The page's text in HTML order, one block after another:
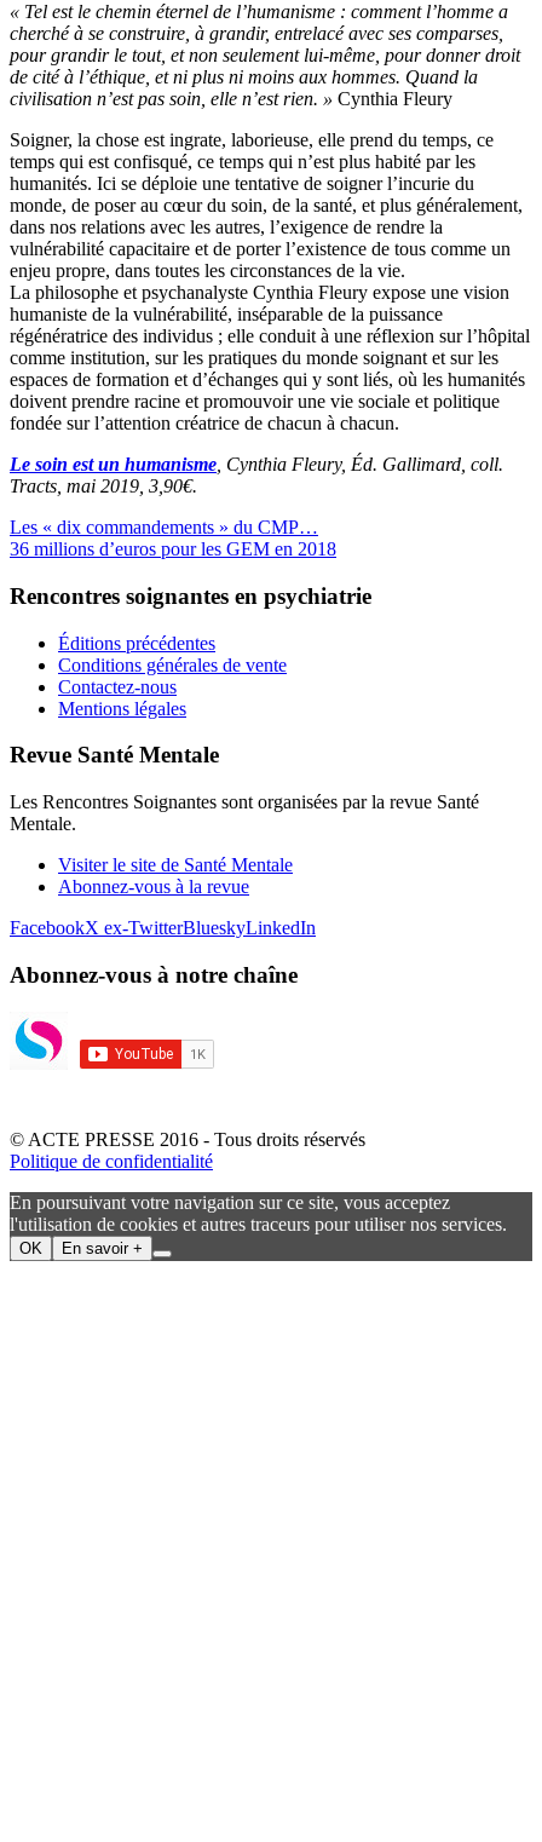
« Tel est le chemin éternel de l’humanisme : comment l’homme a
cherché à se construire, à grandir, entrelacé avec ses comparses,
pour grandir le tout, et non seulement lui-même, pour donner droit
de cité à l’éthique, et ni plus ni moins aux hommes. Quand la
civilisation n’est pas soin, elle n’est rien. » Cynthia Fleury
Soigner, la chose est ingrate, laborieuse, elle prend du temps, ce
temps qui est confisqué, ce temps qui n’est plus habité par les
humanités. Ici se déploie une tentative de soigner l’incurie du
monde, de poser au cœur du soin, de la santé, et plus généralement,
dans nos relations avec les autres, l’exigence de rendre la
vulnérabilité capacitaire et de porter l’existence de tous comme un
enjeu propre, dans toutes les circonstances de la vie.
La philosophe et psychanalyste Cynthia Fleury expose une vision
humaniste de la vulnérabilité, inséparable de la puissance
régénératrice des individus ; elle conduit à une réflexion sur l’hôpital
comme institution, sur les pratiques du monde soignant et sur les
espaces de formation et d’échanges qui y sont liés, où les humanités
doivent prendre racine et promouvoir une vie sociale et politique
fondée sur l’attention créatrice de chacun à chacun.
Le soin est un humanisme , Cynthia Fleury, Éd. Gallimard, coll.
Tracts, mai 2019, 3,90€.
Les « dix commandements » du CMP…
36 millions d’euros pour les GEM en 2018
Rencontres soignantes en psychiatrie
Éditions précédentes
Conditions générales de vente
Contactez-nous
Mentions légales
Revue Santé Mentale
Les Rencontres Soignantes sont organisées par la revue Santé
Mentale.
Visiter le site de Santé Mentale
Abonnez-vous à la revue
FacebookX ex-TwitterBlueskyLinkedIn
Abonnez-vous à notre chaîne
© ACTE PRESSE 2016 - Tous droits réservés
Politique de confidentialité
En poursuivant votre navigation sur ce site, vous acceptez
l'utilisation de cookies et autres traceurs pour utiliser nos services.
OK En savoir +